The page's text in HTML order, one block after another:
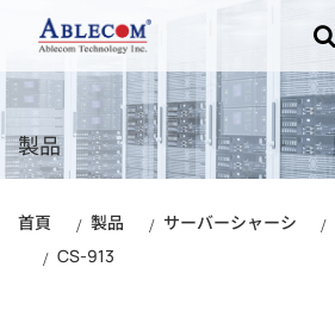
製品
首頁 製品 サーバーシャーシ
CS-913